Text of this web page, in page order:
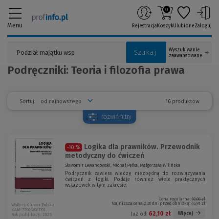
Menu
Szukaj
Wyszukiwanie
zaawansowane
Rejestracja
0
KoszykUlubioneZaloguj
Podręczniki: Teoria i filozofia prawa
Sortuj: 16 produktów
rozwiń filtry
-10 %
Logika dla prawników. Przewodnik
metodyczny do ćwiczeń
Sławomir Lewandowski, Michał Pełka, Małgorzata Wilińska
Podręcznik zawiera wiedzę niezbędną do rozwiązywania
ćwiczeń z logiki. Podaje również wiele praktycznych
wskazówek w tym zakresie.
Cena regularna: 69,00 zł
Najniższa cena z 30 dni przed obniżką: 46,91 zł
Już od: 62,10 zł Więcej
Wolters Kluwer Polska
KAM-7200 W01D01
Rok publikacji: 2025